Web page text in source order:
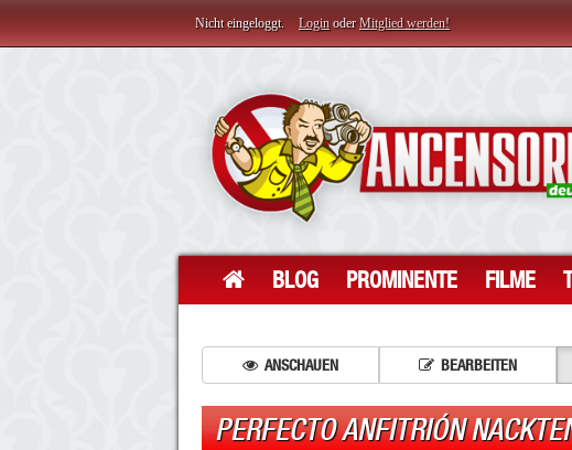
Nicht eingeloggt. Login oderMitglied werden!
BLOG PROMINENTE FILME
ANSCHAUEN BEARBEITEN
PERFECTO ANFITRIÓN